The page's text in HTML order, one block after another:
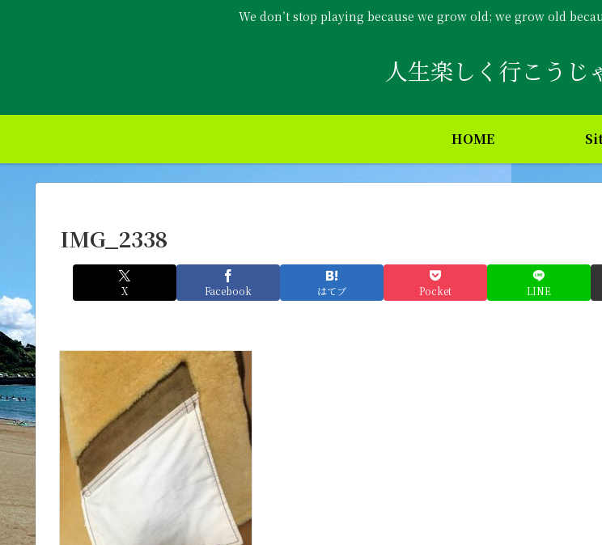
We don’t stop playing because we grow old; we grow old
人生楽しく行こうじ
HOME
IMG_2338
X Facebook はてブ Pocket LINE